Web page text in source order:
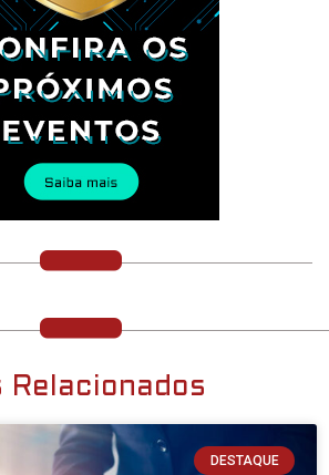
Relacionados
DESTAQUE